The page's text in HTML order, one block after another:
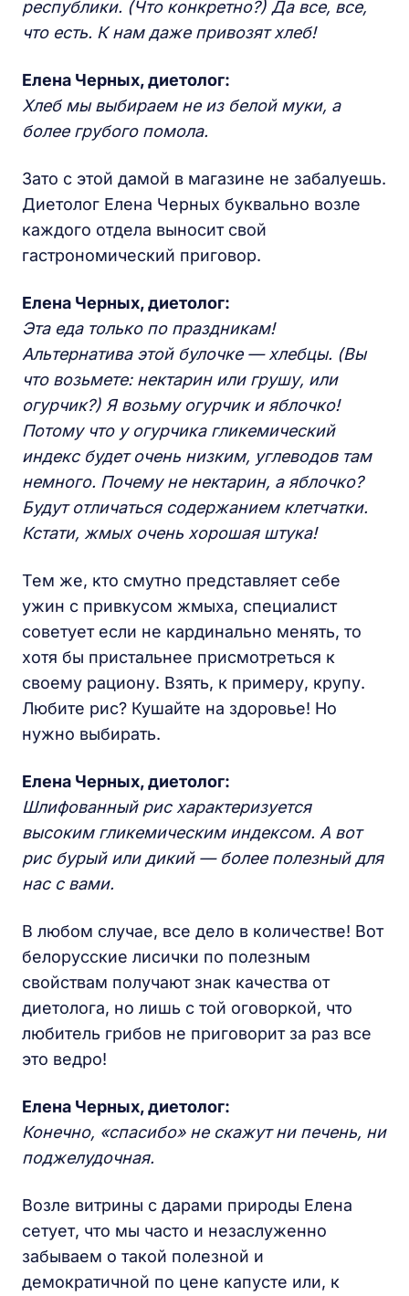
республики. (Что конкретно?) Да все, все,
что есть. К нам даже привозят хлеб!
Елена Черных, диетолог:
Хлеб мы выбираем не из белой муки, а
более грубого помола.
Зато с этой дамой в магазине не забалуешь.
Диетолог Елена Черных буквально возле
каждого отдела выносит свой
гастрономический приговор.
Елена Черных, диетолог:
Эта еда только по праздникам!
Альтернатива этой булочке — хлебцы. (Вы
что возьмете: нектарин или грушу, или
огурчик?) Я возьму огурчик и яблочко!
Потому что у огурчика гликемический
индекс будет очень низким, углеводов там
немного. Почему не нектарин, а яблочко?
Будут отличаться содержанием клетчатки.
Кстати, жмых очень хорошая штука!
Тем же, кто смутно представляет себе
ужин с привкусом жмыха, специалист
советует если не кардинально менять, то
хотя бы пристальнее присмотреться к
своему рациону. Взять, к примеру, крупу.
Любите рис? Кушайте на здоровье! Но
нужно выбирать.
Елена Черных, диетолог:
Шлифованный рис характеризуется
высоким гликемическим индексом. А вот
рис бурый или дикий — более полезный для
нас с вами.
В любом случае, все дело в количестве! Вот
белорусские лисички по полезным
свойствам получают знак качества от
диетолога, но лишь с той оговоркой, что
любитель грибов не приговорит за раз все
это ведро!
Елена Черных, диетолог:
Конечно, «спасибо» не скажут ни печень, ни
поджелудочная.
Возле витрины с дарами природы Елена
сетует, что мы часто и незаслуженно
забываем о такой полезной и
демократичной по цене капусте или, к